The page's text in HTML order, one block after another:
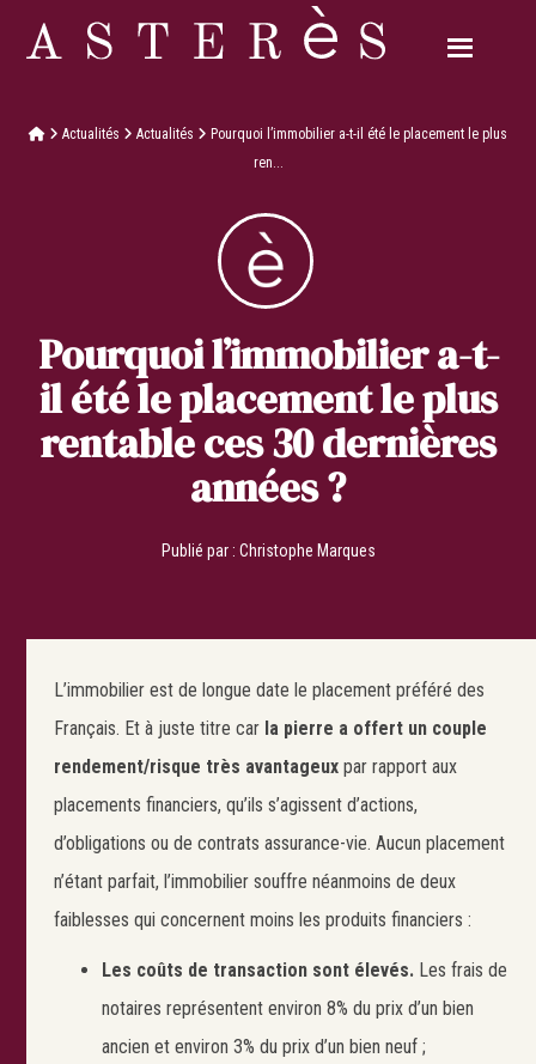
Actualités Actualités
Pourquoi l’immobilier a-t-il été le placement le plus
ren...
Pourquoi l’immobilier a-t-
il été le placement le plus
rentable ces 30 dernières
années ?
Publié par : Christophe Marques
L’immobilier est de longue date le placement préféré des
Français. Et à juste titre carla pierre a offert un couple
rendement/risque très avantageuxpar rapport aux
placements financiers, qu’ils s’agissent d’actions,
d’obligations ou de contrats assurance-vie. Aucun placement
n’étant parfait, l’immobilier souffre néanmoins de deux
faiblesses qui concernent moins les produits financiers :
Les coûts de transaction sont élevés.Les frais de
notaires représentent environ 8% du prix d’un bien
ancien et environ 3% du prix d’un bien neuf ;